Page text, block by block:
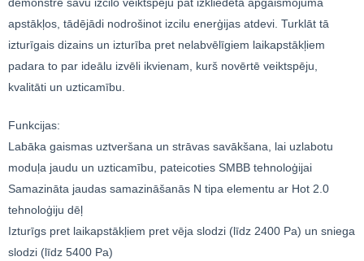
apstākļos, tādējādi nodrošinot izcilu enerģijas atdevi. Turklāt tā
izturīgais dizains un izturība pret nelabvēlīgiem laikapstākļiem
padara to par ideālu izvēli ikvienam, kurš novērtē veiktspēju,
kvalitāti un uzticamību.
Funkcijas:
Labāka gaismas uztveršana un strāvas savākšana, lai uzlabotu
moduļa jaudu un uzticamību, pateicoties SMBB tehnoloģijai
Samazināta jaudas samazināšanās N tipa elementu ar Hot 2.0
tehnoloģiju dēļ
Izturīgs pret laikapstākļiem pret vēja slodzi (līdz 2400 Pa) un sniega
slodzi (līdz 5400 Pa)